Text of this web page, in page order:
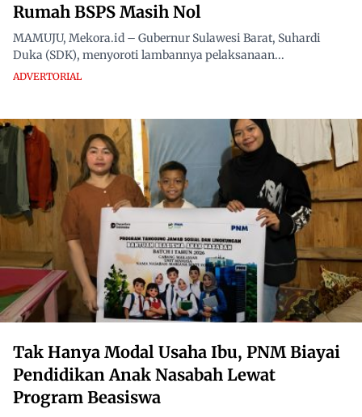
Rumah BSPS Masih Nol
MAMUJU, Mekora.id – Gubernur Sulawesi Barat, Suhardi
Duka (SDK), menyoroti lambannya pelaksanaan...
ADVERTORIAL
Tak Hanya Modal Usaha Ibu, PNM Biayai
Pendidikan Anak Nasabah Lewat
Program Beasiswa